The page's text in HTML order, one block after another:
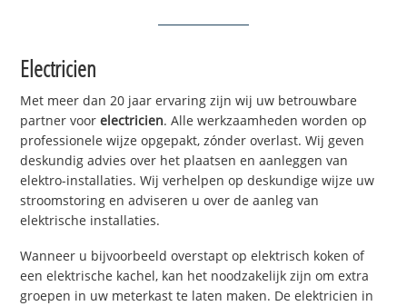
Electricien
Met meer dan 20 jaar ervaring zijn wij uw betrouwbare
partner voorelectricien. Alle werkzaamheden worden op
professionele wijze opgepakt, zónder overlast. Wij geven
deskundig advies over het plaatsen en aanleggen van
elektro-installaties. Wij verhelpen op deskundige wijze uw
stroomstoring en adviseren u over de aanleg van
elektrische installaties.
Wanneer u bijvoorbeeld overstapt op elektrisch koken of
een elektrische kachel, kan het noodzakelijk zijn om extra
groepen in uw meterkast te laten maken. De elektricien in